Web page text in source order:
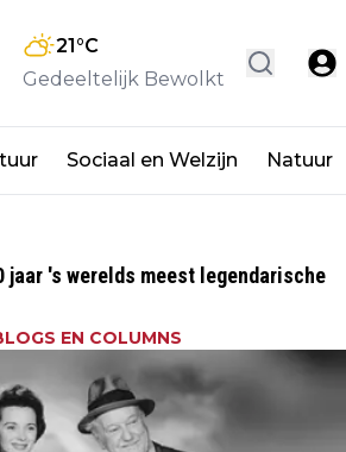
21°C
Gedeeltelijk Bewolkt
Sociaal en Welzijn Natuur
jaar 's werelds meest legendarische
EN COLUMNS